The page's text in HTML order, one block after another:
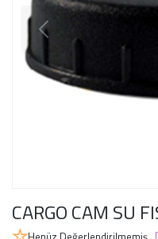
CARGO CAM SU